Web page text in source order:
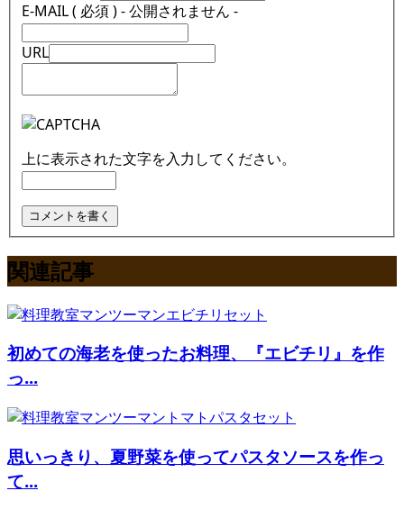
E-MAIL ( 必須 ) - 公開されません -
URL
上に表示された文字を入力してください。
関連記事
初めての海老を使ったお料理、『エビチリ』を作
っ...
思いっきり、夏野菜を使ってパスタソースを作っ
て...